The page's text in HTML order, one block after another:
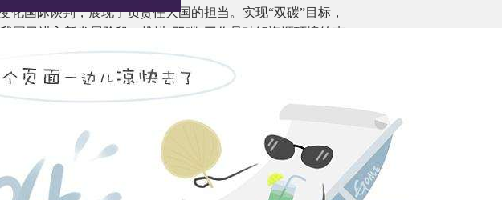
化国际谈判，展现了负责任大国的担当。实现“双碳”目标，
国已进入新发展阶段，推进“双碳”工作是破解资源环境约束
技术进步趋势、推动经济结构转型升级的迫切需要，是满足
与自然和谐共生的迫切需要，是主动担当大国责任、推动构
实现“双碳”目标的重要性，增强推进“双碳”工作的信心。
的变革，不是轻轻松松就能实现的。我们要提高战略思维能
理好4对关系：一是发展和减排的关系。减排不是减生产力，
展道路，在经济发展中促进绿色转型、在绿色转型中实现更
源安全、产业链供应链安全、粮食安全，确保群众正常生
棋意识，加强政策措施的衔接协调，确保形成合力；又要充